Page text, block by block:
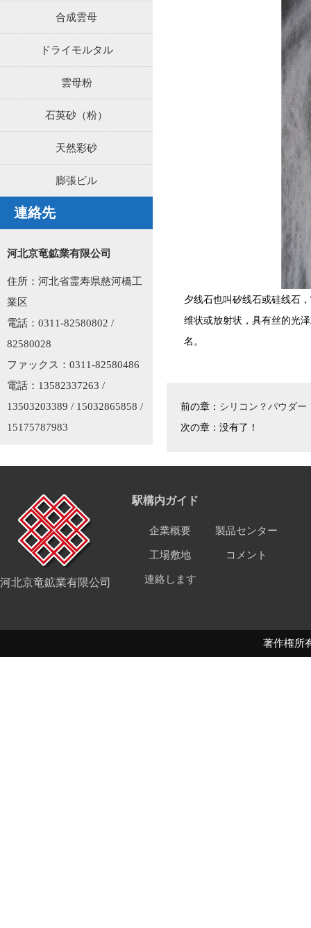
合成雲母
ドライモルタル
雲母粉
石英砂（粉）
天然彩砂
膨張ビル
連絡先
河北京竜鉱業有限公司
住所：河北省霊寿県慈河橋工
業区
電話：0311-82580802 /
82580028
ファックス：0311-82580486
電話：13582337263 /
13503203389 / 15032865858 /
15175787983
夕线石也叫矽线石或硅线石
维状或放射状，具有丝的光
名。
前の章： シリコン？パウダー
次の章：没有了！
河北京竜鉱業有限公司
駅構内ガイド
企業概要 製品センター
工場敷地 コメント
連絡します
著作権所